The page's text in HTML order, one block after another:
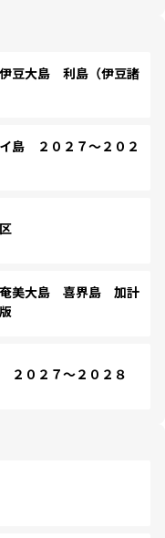
大島 利島（伊豆諸
島 ２０２７～２０２
美大島 喜界島 加計
０２７～２０２８